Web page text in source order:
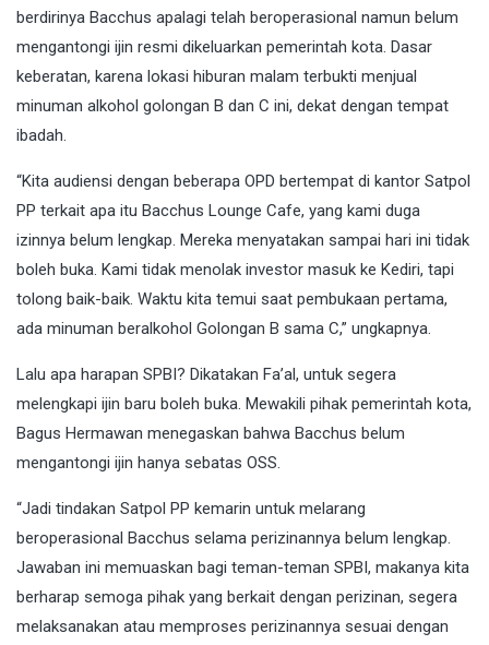
berdirinya Bacchus apalagi telah beroperasional namun belum
mengantongi ijin resmi dikeluarkan pemerintah kota. Dasar
keberatan, karena lokasi hiburan malam terbukti menjual
minuman alkohol golongan B dan C ini, dekat dengan tempat
ibadah.
“Kita audiensi dengan beberapa OPD bertempat di kantor Satpol
PP terkait apa itu Bacchus Lounge Cafe, yang kami duga
izinnya belum lengkap. Mereka menyatakan sampai hari ini tidak
boleh buka. Kami tidak menolak investor masuk ke Kediri, tapi
tolong baik-baik. Waktu kita temui saat pembukaan pertama,
ada minuman beralkohol Golongan B sama C,” ungkapnya.
Lalu apa harapan SPBI? Dikatakan Fa’al, untuk segera
melengkapi ijin baru boleh buka. Mewakili pihak pemerintah kota,
Bagus Hermawan menegaskan bahwa Bacchus belum
mengantongi ijin hanya sebatas OSS.
“Jadi tindakan Satpol PP kemarin untuk melarang
beroperasional Bacchus selama perizinannya belum lengkap.
Jawaban ini memuaskan bagi teman-teman SPBI, makanya kita
berharap semoga pihak yang berkait dengan perizinan, segera
melaksanakan atau memproses perizinannya sesuai dengan